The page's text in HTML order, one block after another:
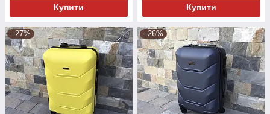
Купити Купити
–27% –26%